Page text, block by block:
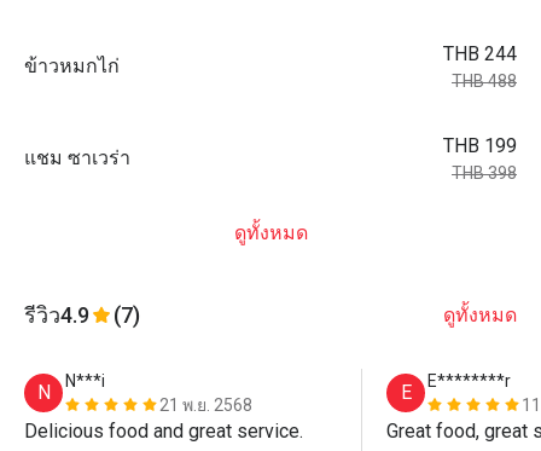
ข้าวหมกไก่
THB 244
THB 488
แชม ซาเวร่า
THB 199
THB 398
ดูทั้งหมด
รีวิว4.9 (7) ดูทั้งหมด
N
N***i
21 พ.ย. 2568
Delicious food and great service.
E
E********r
Great food, great